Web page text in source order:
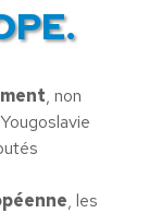
, non
, les